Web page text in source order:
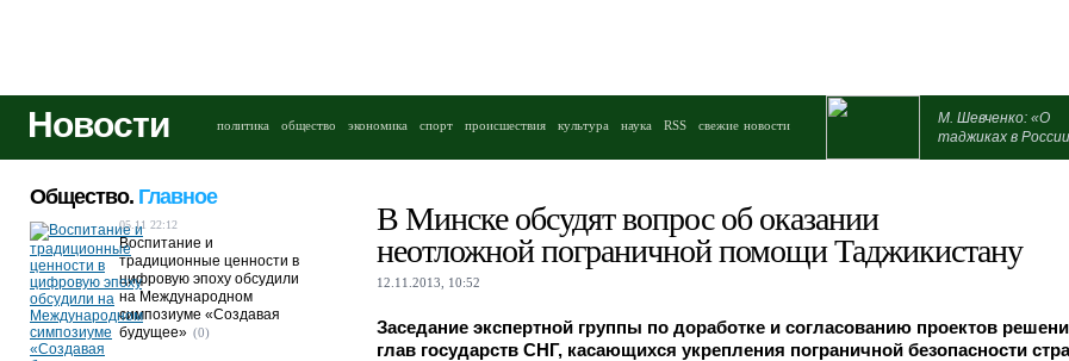
Новости политика общество экономика спорт происшествия культура наука RSS свежие новости
М. Шевченко: «О
таджиках в
В Минске обсудят вопрос об оказании
неотложной пограничной помощи Таджикистану
12.11.2013, 10:52
Заседание экспертной группы по доработке и согласованию проектов
глав государств СНГ, касающихся укрепления пограничной безопасности
Общество. Главное
05.11 22:12
Воспитание и
традиционные ценности в
цифровую эпоху обсудили
на Международном
симпозиуме «Создавая
будущее» (0)